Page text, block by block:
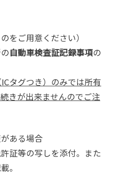
をご用意ください）
自動車検査証記録事項の
タグつき）のみでは所有
きが出来ませんのでご注
ある場合
証等の写しを添付。また
。